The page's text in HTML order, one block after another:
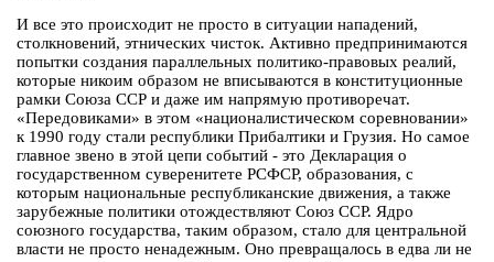
И все это происходит не просто в ситуации нападений,
столкновений, этнических чисток. Активно предпринимаются
попытки создания параллельных политико-правовых реалий,
которые никоим образом не вписываются в конституционные
рамки Союза ССР и даже им напрямую противоречат.
«Передовиками» в этом «националистическом соревновании»
к 1990 году стали республики Прибалтики и Грузия. Но самое
главное звено в этой цепи событий - это Декларация о
государственном суверенитете РСФСР, образования, с
которым национальные республиканские движения, а также
зарубежные политики отождествляют Союз ССР. Ядро
союзного государства, таким образом, стало для центральной
власти не просто ненадежным. Оно превращалось в едва ли не